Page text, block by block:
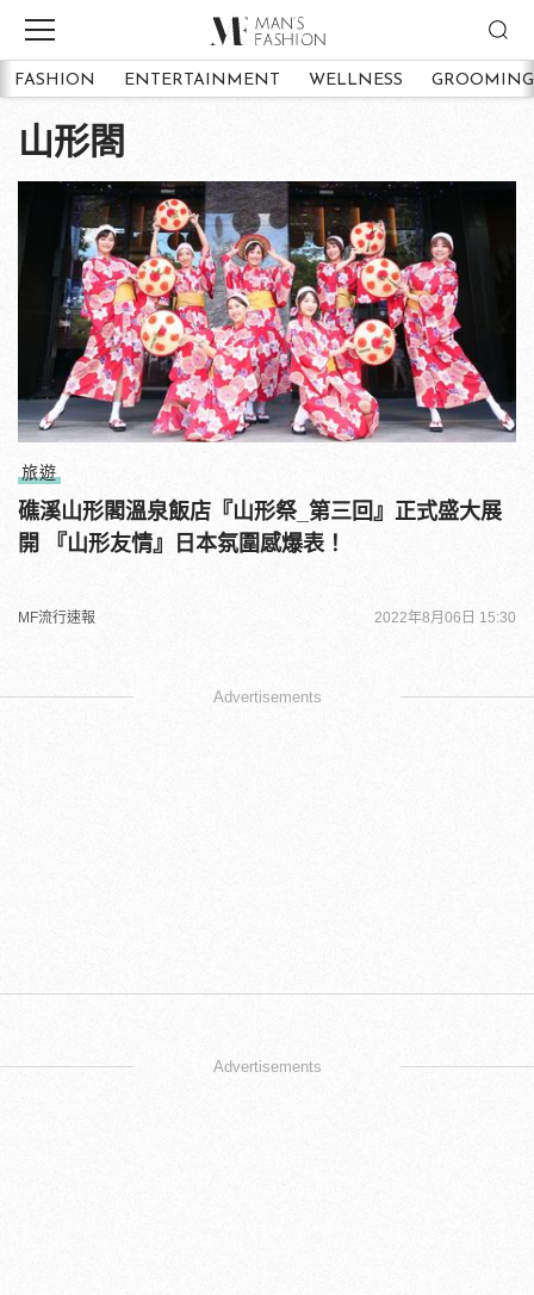
FASHION ENTERTAINMENT WELLNESS GROOMING
山形閤
旅遊
礁溪山形閣溫泉飯店『山形祭_第三回』正式盛大展
開 『山形友情』日本氛圍感爆表！
MF流行速報 2022年8月06日 15:30
Advertisements
Advertisements